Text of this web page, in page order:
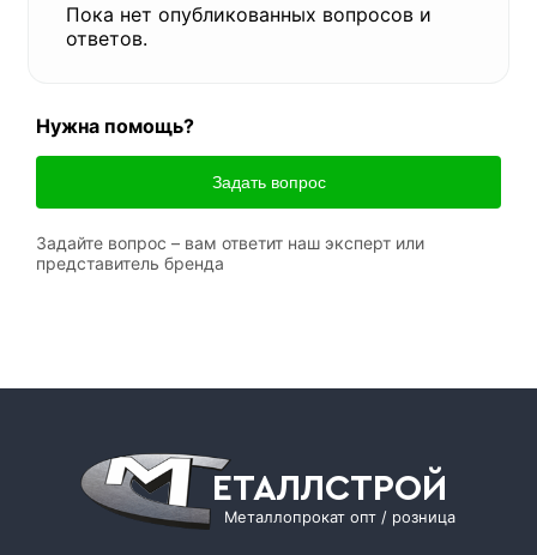
Пока нет опубликованных вопросов и
ответов.
Нужна помощь?
Задать вопрос
Задайте вопрос – вам ответит наш эксперт или
представитель бренда
ЕТАЛЛСТРОЙ
Металлопрокат опт / розница